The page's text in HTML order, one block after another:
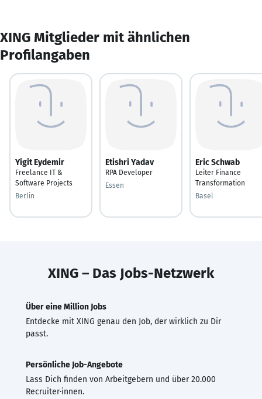
XING Mitglieder mit ähnlichen
Profilangaben
Yigit Eydemir
Freelance IT &
Software Projects
Berlin
Etishri Yadav
RPA Developer
Essen
Eric Schwab
Leiter Finance
Transformation
Basel
XING – Das Jobs-Netzwerk
Über eine Million Jobs
Entdecke mit XING genau den Job, der wirklich zu Dir
passt.
Persönliche Job-Angebote
Lass Dich finden von Arbeitgebern und über 20.000
Recruiter·innen.